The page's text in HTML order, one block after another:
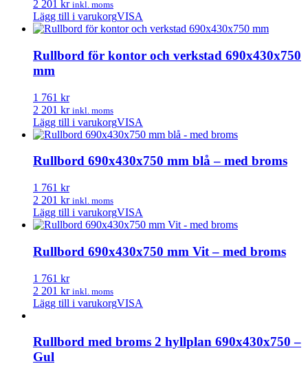
2 201 kr inkl. moms
Lägg till i varukorgVISA
Rullbord för kontor och verkstad 690x430x750
mm
1 761 kr
2 201 kr inkl. moms
Lägg till i varukorgVISA
Rullbord 690x430x750 mm blå – med broms
1 761 kr
2 201 kr inkl. moms
Lägg till i varukorgVISA
Rullbord 690x430x750 mm Vit – med broms
1 761 kr
2 201 kr inkl. moms
Lägg till i varukorgVISA
Rullbord med broms 2 hyllplan 690x430x750 –
Gul